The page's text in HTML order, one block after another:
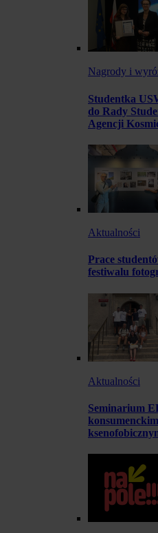
Nagrody i
Studentka
do Rady
Agencji
Aktualności
Prace
festiwalu
Aktualności
Seminarium